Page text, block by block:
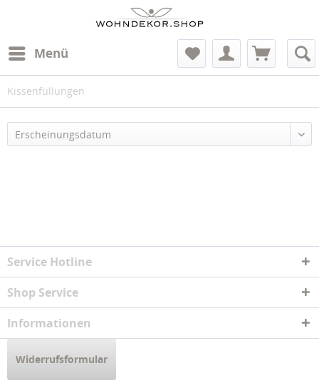
Menü
Kissenfüllungen
Service Hotline
Shop Service
Informationen
Widerrufsformular